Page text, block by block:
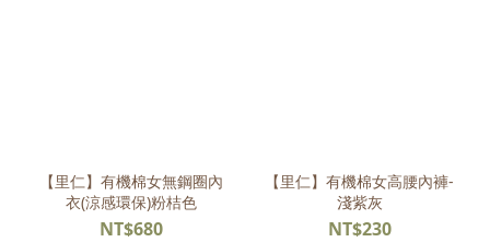
【里仁】有機棉女無鋼圈內
衣(涼感環保)粉桔色
NT$680
【里仁】有機棉女高腰內褲-
淺紫灰
NT$230